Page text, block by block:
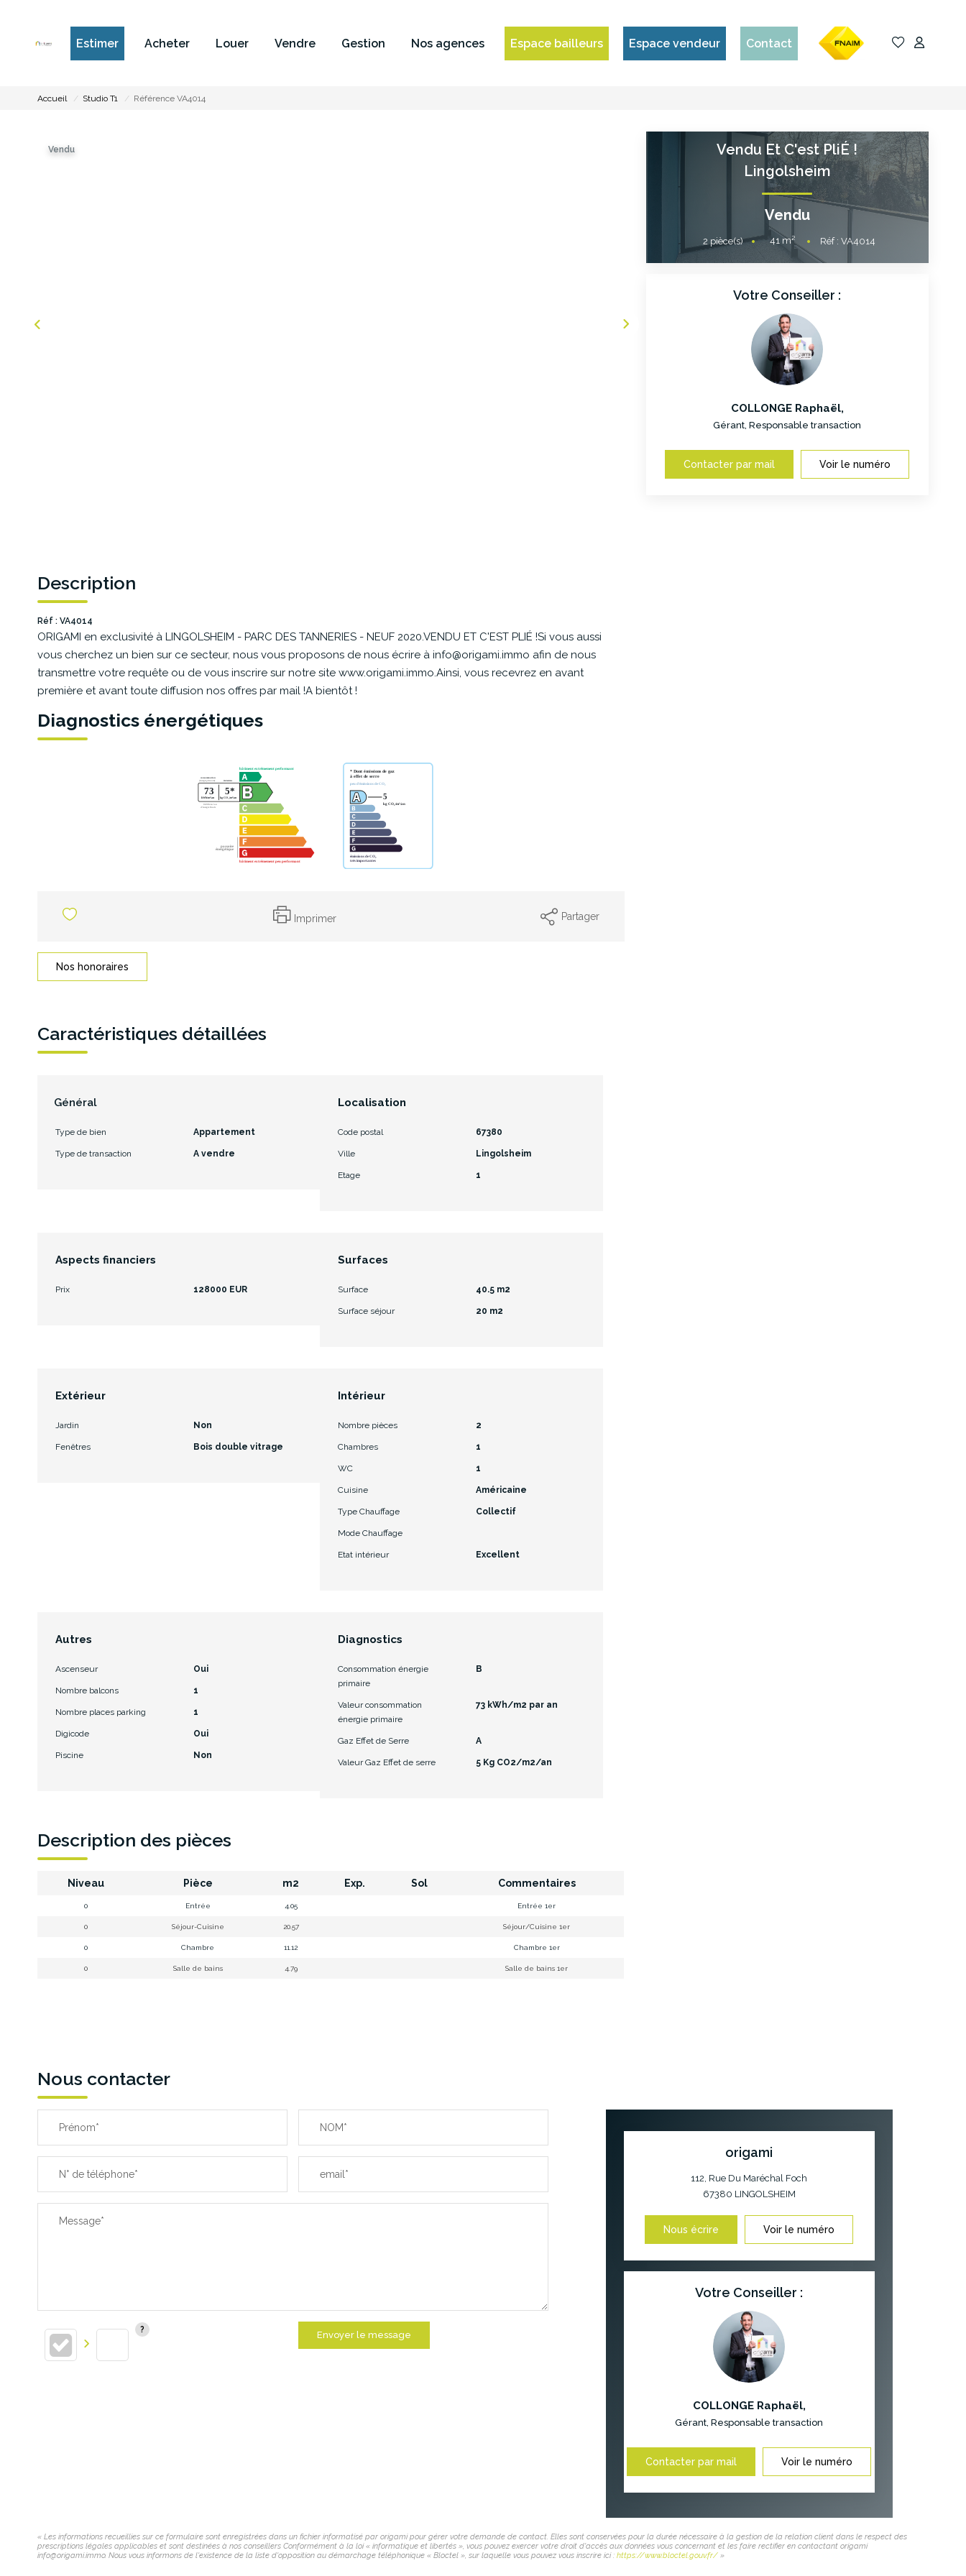
Estimer Acheter Louer Vendre Gestion Nos agences Espace bailleurs Espace vendeur Contact
Accueil Studio T1 Référence VA4014
Vendu
Description
Réf : VA4014
ORIGAMI en exclusivité à LINGOLSHEIM - PARC DES TANNERIES - NEUF 2020.VENDU ET C'EST PLIÉ !Si vous aussi
vous cherchez un bien sur ce secteur, nous vous proposons de nous écrire à info@origami.immo afin de nous
transmettre votre requête ou de vous inscrire sur notre site www.origami.immo.Ainsi, vous recevrez en avant
première et avant toute diffusion nos offres par mail !A bientôt !
Diagnostics énergétiques
Imprimer Partager
Nos honoraires
Caractéristiques détaillées
Général
Type de bien Appartement
Type de transaction A vendre
Localisation
Code postal 67380
Ville Lingolsheim
Etage 1
Aspects financiers
Prix 128000 EUR
Surfaces
Surface 40.5 m2
Surface séjour 20 m2
Extérieur
Jardin Non
Fenêtres Bois double vitrage
Intérieur
Nombre pièces 2
Chambres 1
WC 1
Cuisine Américaine
Type Chauffage Collectif
Mode Chauffage
Etat intérieur Excellent
Autres
Ascenseur Oui
Nombre balcons 1
Nombre places parking 1
Digicode Oui
Piscine Non
Diagnostics
Consommation énergie
primaire
B
Valeur consommation
énergie primaire
73 kWh/m2 par an
Gaz Effet de Serre A
Valeur Gaz Effet de serre 5 Kg CO2/m2/an
Description des pièces
Niveau Pièce m2 Exp. Sol Commentaires
0 Entrée 4.05 Entrée 1er
0 Séjour-Cuisine 20.57 Séjour/Cuisine 1er
0 Chambre 11.12 Chambre 1er
0 Salle de bains 4.79 Salle de bains 1er
Vendu Et C'est PliÉ !
Lingolsheim
Vendu
2 pièce(s) 41 m² Réf :VA4014
Votre Conseiller :
COLLONGE Raphaël,
Gérant, Responsable transaction
Contacter par mail Voir le numéro
Nous contacter
Prénom* NOM*
N° de téléphone* email*
Message*
Envoyer le message
origami
112, Rue Du Maréchal Foch
67380 LINGOLSHEIM
Nous écrire Voir le numéro
Votre Conseiller :
COLLONGE Raphaël,
Gérant, Responsable transaction
Contacter par mail Voir le numéro
« Les informations recueillies sur ce formulaire sont enregistrées dans un fichier informatisé par origami pour gérer votre demande de contact. Elles sont conservées pour la durée nécessaire à la gestion de la relation client dans le respect des
prescriptions légales applicables et sont destinées à nos conseillers Conformément à la loi « informatique et libertés », vous pouvez exercer votre droit d'accès aux données vous concernant et les faire rectifier en contactant origami
info@origami.immo. Nous vous informons de l'existence de la liste d'opposition au démarchage téléphonique « Bloctel », sur laquelle vous pouvez vous inscrire ici : https://www.bloctel.gouv.fr/ »